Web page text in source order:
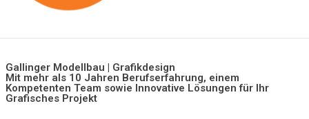
Gallinger Modellbau | Grafikdesign
Mit mehr als 10 Jahren Berufserfahrung, einem
Kompetenten Team sowie Innovative Lösungen für Ihr
Grafisches Projekt